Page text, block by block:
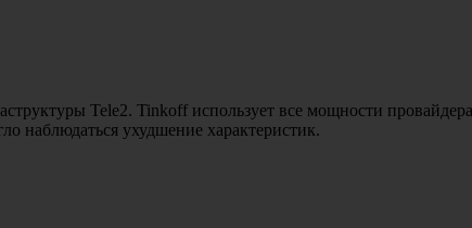
Tele2. Tinkoff использует все мощности
наблюдаться ухудшение характеристик.